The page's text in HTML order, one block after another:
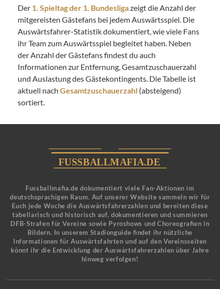
Der 1. Spieltag der 1. Bundesligazeigt die Anzahl der
mitgereisten Gästefans bei jedem Auswärtsspiel. Die
Auswärtsfahrer-Statistik dokumentiert, wie viele Fans
ihr Team zum Auswärtsspiel begleitet haben. Neben
der Anzahl der Gästefans findest du auch
Informationen zur Entfernung, Gesamtzuschauerzahl
und Auslastung des Gästekontingents. Die Tabelle ist
aktuell nach Gesamtzuschauerzahl (absteigend)
sortiert.
Fussballmafia.de dokumentiert viele Fan-Aktionen im
deutschsprachigen Raum. Auf unserer Website sammeln wir für
Euch jede Woche die Auswärtsfahrerzahlen und bereiten diese
tabellarisch und historisch auf, dokumentieren und summieren
DFB-Strafen für Vereine sowie Pyroshows und Choreografien in
Bildern. In unserem Stadionguide findet ihr nützliche
Informationen für Auswärtsfahrten und auf den Vereinsseiten
könnt ihr die Entwicklung der Auswärtsfahrerzahlen über Jahre
hinweg verfolgen!